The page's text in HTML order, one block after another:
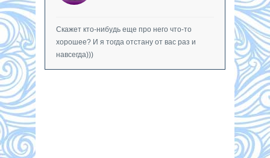
Скажет кто-нибудь еще про него что-то
хорошее? И я тогда отстану от вас раз и
навсегда)))